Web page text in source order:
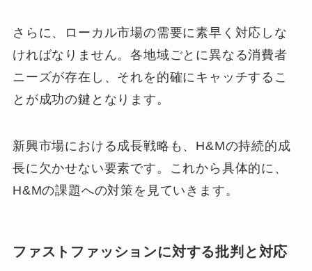
さらに、ローカル市場の需要に素早く対応しな
ければなりません。各地域ごとに異なる消費者
ニーズが存在し、それを的確にキャッチするこ
とが成功の鍵となります。
新興市場における成長戦略も、H&Mの持続的成
長に欠かせない要素です。これから具体的に、
H&Mの課題への対策を見ていきます。
ファストファッションに対する批判と対応